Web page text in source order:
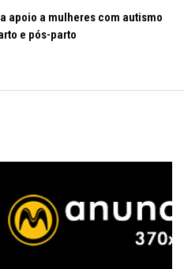
apoio a mulheres com autismo
e pós-parto